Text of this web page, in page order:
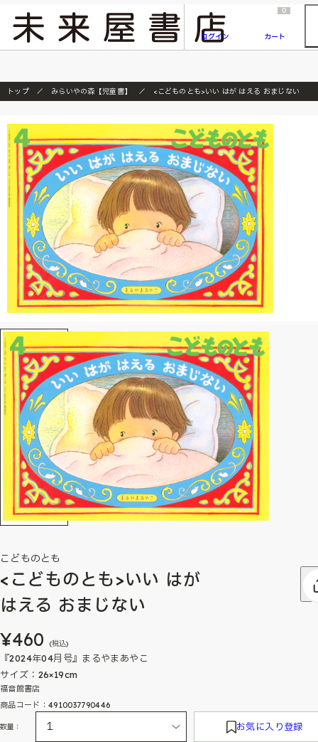
『ONE PIECE magazine 021 ONE PIECEカード付き同梱版』発売延期のご案内
ログイン
0
カート
トップ みらいやの森【児童書】 <こどものとも>いい はが はえる おまじない
こどものとも
<こどものとも>いい はが
はえる おまじない
¥460 (税込)
『2024年04月号』まるやまあやこ
サイズ：26×19cm
福音館書店
商品コード：4910037790446
数量： お気に入り登録